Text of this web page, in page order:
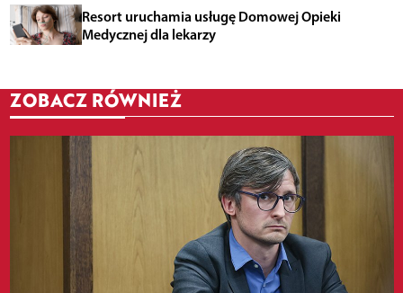
Resort uruchamia usługę Domowej Opieki
Medycznej dla lekarzy
ZOBACZ RÓWNIEŻ